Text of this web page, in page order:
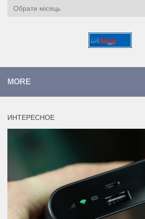
Архіви
MORE
ИНТЕРЕСНОЕ